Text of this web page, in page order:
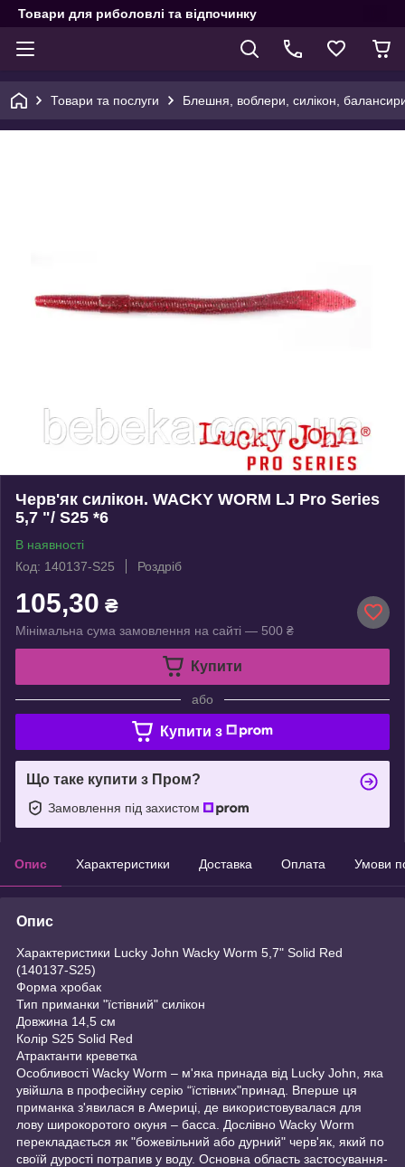
Товари для риболовлі та відпочинку
Товари та послуги Блешня, воблери, силікон,
Черв'як силікон. WACKY WORM LJ Pro Series
5,7 "/ S25 *6
В наявності
Код: 140137-S25
Роздріб
105,30 ₴
Мінімальна сума замовлення на сайті — 500 ₴
Купити
або
Купити з
Що таке купити з Пром?
Замовлення під захистом
Опис Характеристики Доставка Оплата Умови
Опис
Характеристики Lucky John Wacky Worm 5,7" Solid Red
(140137-S25)
Форма хробак
Тип приманки "їстівний" силікон
Довжина 14,5 см
Колір S25 Solid Red
Атрактанти креветка
Особливості Wacky Worm – м'яка принада від Lucky John, яка
увійшла в професійну серію “їстівних"принад. Вперше ця
приманка з'явилася в Америці, де використовувалася для
лову широкоротого окуня – басса. Дослівно Wacky Worm
перекладається як "божевільний або дурний" черв'як, який по
своїй дурості потрапив у воду. Основна область застосування-